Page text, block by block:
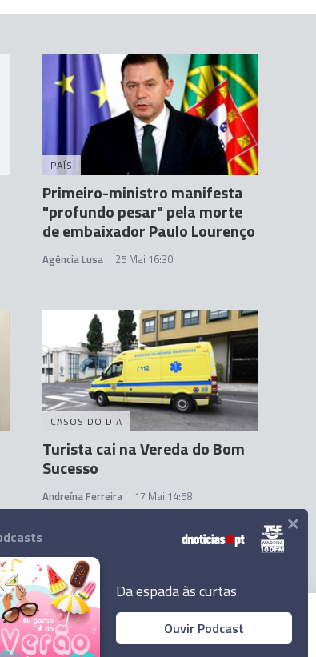
PAÍS
Primeiro-ministro manifesta
"profundo pesar" pela morte
de embaixador Paulo Lourenço
Agência Lusa 25 Mai 16:30
CASOS DO DIA
Turista cai na Vereda do Bom
Sucesso
Andreína Ferreira 17 Mai 14:58
© 2024 Empresa Diário de Notícias, Lda.
Da espada às curtas
Ouvir Podcast
×